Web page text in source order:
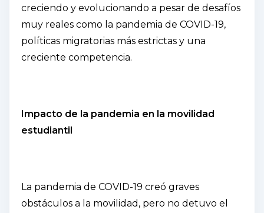
creciendo y evolucionando a pesar de desafíos
muy reales como la pandemia de COVID-19,
políticas migratorias más estrictas y una
creciente competencia.
Impacto de la pandemia en la movilidad
estudiantil
La pandemia de COVID-19 creó graves
obstáculos a la movilidad, pero no detuvo el